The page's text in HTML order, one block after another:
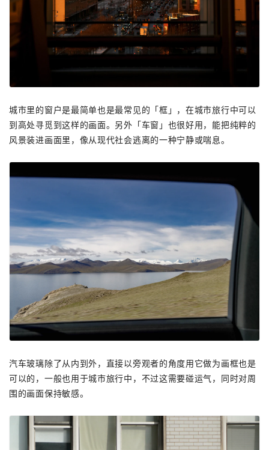
城市里的窗户是最简单也是最常见的「框」，在城市旅行中可以
到高处寻觅到这样的画面。另外「车窗」也很好用，能把纯粹的
风景装进画面里，像从现代社会逃离的一种宁静或喘息。
汽车玻璃除了从内到外，直接以旁观者的角度用它做为画框也是
可以的，一般也用于城市旅行中，不过这需要碰运气，同时对周
围的画面保持敏感。